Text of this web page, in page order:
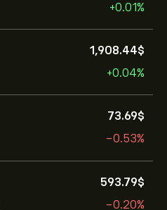
+0.01%
1,908.44‎$‎
+0.04%
73.69‎$‎
-0.53%
593.79‎$‎
-0.20%